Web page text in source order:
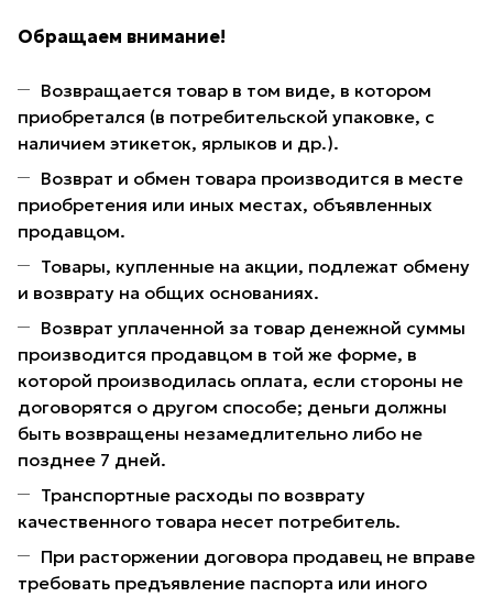
Обращаем внимание!
Возвращается товар в том виде, в котором
приобретался (в потребительской упаковке, с
наличием этикеток, ярлыков и др.).
Возврат и обмен товара производится в месте
приобретения или иных местах, объявленных
продавцом.
Товары, купленные на акции, подлежат обмену
и возврату на общих основаниях.
Возврат уплаченной за товар денежной суммы
производится продавцом в той же форме, в
которой производилась оплата, если стороны не
договорятся о другом способе; деньги должны
быть возвращены незамедлительно либо не
позднее 7 дней.
Транспортные расходы по возврату
качественного товара несет потребитель.
При расторжении договора продавец не вправе
требовать предъявление паспорта или иного